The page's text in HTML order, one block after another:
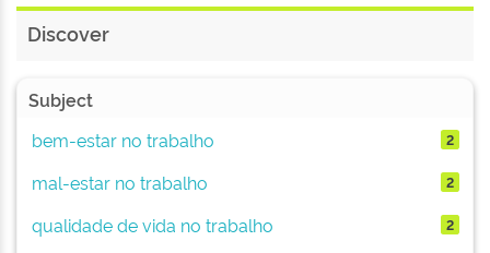
Discover
Subject
bem-estar no trabalho
2
mal-estar no trabalho 2
qualidade de vida no trabalho 2